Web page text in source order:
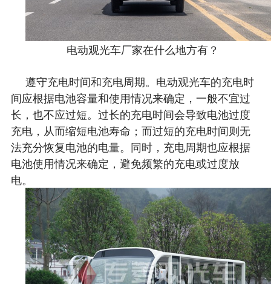
电动观光车厂家在什么地方有？
遵守充电时间和充电周期。电动观光车的充电时
间应根据电池容量和使用情况来确定，一般不宜过
长，也不应过短。过长的充电时间会导致电池过度
充电，从而缩短电池寿命；而过短的充电时间则无
法充分恢复电池的电量。同时，充电周期也应根据
电池使用情况来确定，避免频繁的充电或过度放
电。